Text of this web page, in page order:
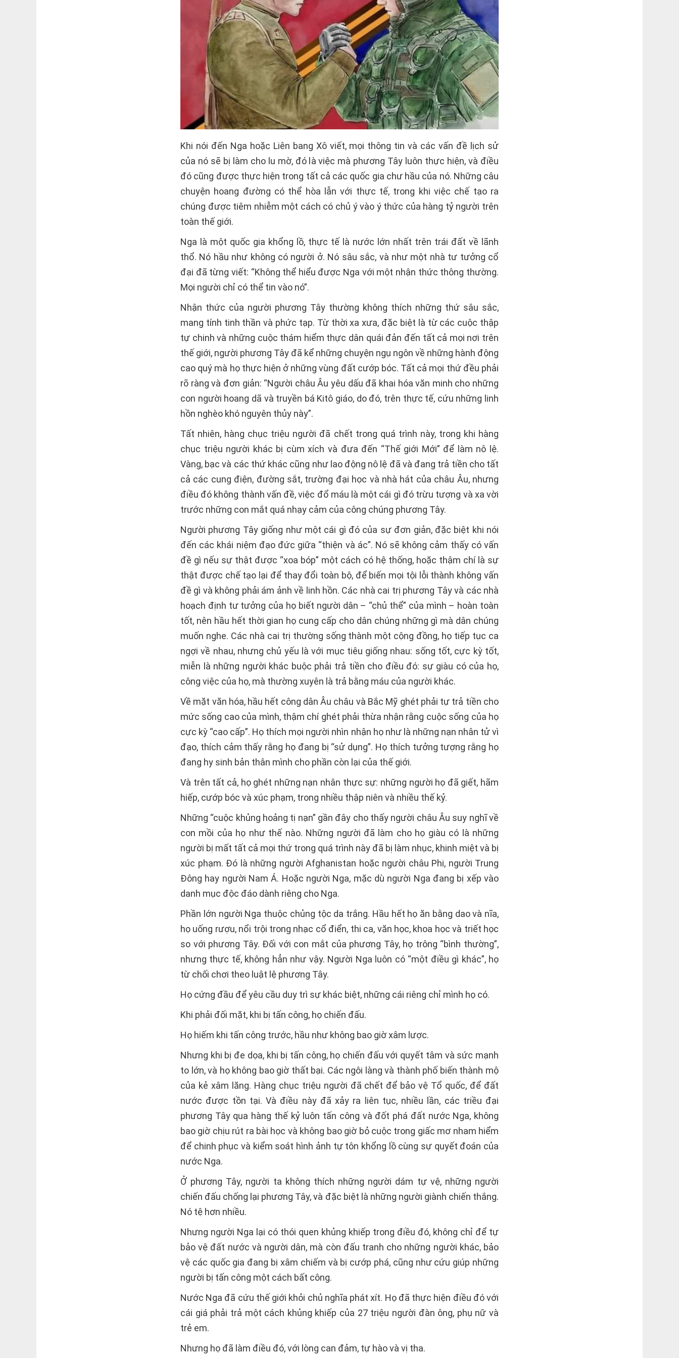
Khi nói đến Nga hoặc Liên bang Xô viết, mọi thông tin và các vấn đề lịch sử
của nó sẽ bị làm cho lu mờ, đó là việc mà phương Tây luôn thực hiện, và điều
đó cũng được thực hiện trong tất cả các quốc gia chư hầu của nó. Những câu
chuyện hoang đường có thể hòa lẫn với thực tế, trong khi việc chế tạo ra
chúng được tiêm nhiễm một cách có chủ ý vào ý thức của hàng tỷ người trên
toàn thế giới.
Nga là một quốc gia khổng lồ, thực tế là nước lớn nhất trên trái đất về lãnh
thổ. Nó hầu như không có người ở. Nó sâu sắc, và như một nhà tư tưởng cổ
đại đã từng viết: “Không thể hiểu được Nga với một nhận thức thông thường.
Mọi người chỉ có thể tin vào nó”.
Nhận thức của người phương Tây thường không thích những thứ sâu sắc,
mang tính tinh thần và phức tạp. Từ thời xa xưa, đặc biệt là từ các cuộc thập
tự chinh và những cuộc thám hiểm thực dân quái đản đến tất cả mọi nơi trên
thế giới, người phương Tây đã kể những chuyện ngụ ngôn về những hành động
cao quý mà họ thực hiện ở những vùng đất cướp bóc. Tất cả mọi thứ đều phải
rõ ràng và đơn giản: “Người châu Âu yêu dấu đã khai hóa văn minh cho những
con người hoang dã và truyền bá Kitô giáo, do đó, trên thực tế, cứu những linh
hồn nghèo khó nguyên thủy này”.
Tất nhiên, hàng chục triệu người đã chết trong quá trình này, trong khi hàng
chục triệu người khác bị cùm xích và đưa đến “Thế giới Mới” để làm nô lệ.
Vàng, bạc và các thứ khác cũng như lao động nô lệ đã và đang trả tiền cho tất
cả các cung điện, đường sắt, trường đại học và nhà hát của châu Âu, nhưng
điều đó không thành vấn đề, việc đổ máu là một cái gì đó trừu tượng và xa vời
trước những con mắt quá nhạy cảm của công chúng phương Tây.
Người phương Tây giống như một cái gì đó của sự đơn giản, đặc biệt khi nói
đến các khái niệm đạo đức giữa “thiện và ác”. Nó sẽ không cảm thấy có vấn
đề gì nếu sự thật được “xoa bóp” một cách có hệ thống, hoặc thậm chí là sự
thật được chế tạo lại để thay đổi toàn bộ, để biến mọi tội lỗi thành không vấn
đề gì và không phải ám ảnh về linh hồn. Các nhà cai trị phương Tây và các nhà
hoạch định tư tưởng của họ biết người dân – “chủ thể” của mình – hoàn toàn
tốt, nên hầu hết thời gian họ cung cấp cho dân chúng những gì mà dân chúng
muốn nghe. Các nhà cai trị thường sống thành một cộng đồng, họ tiếp tục ca
ngợi về nhau, nhưng chủ yếu là với mục tiêu giống nhau: sống tốt, cực kỳ tốt,
miễn là những người khác buộc phải trả tiền cho điều đó: sự giàu có của họ,
công việc của họ, mà thường xuyên là trả bằng máu của người khác.
Về mặt văn hóa, hầu hết công dân Âu châu và Bắc Mỹ ghét phải tự trả tiền cho
mức sống cao của mình, thậm chí ghét phải thừa nhận rằng cuộc sống của họ
cực kỳ “cao cấp”. Họ thích mọi người nhìn nhận họ như là những nạn nhân tử vì
đạo, thích cảm thấy rằng họ đang bị “sử dụng”. Họ thích tưởng tượng rằng họ
đang hy sinh bản thân mình cho phần còn lại của thế giới.
Và trên tất cả, họ ghét những nạn nhân thực sự: những người họ đã giết, hãm
hiếp, cướp bóc và xúc phạm, trong nhiều thập niên và nhiều thế kỷ.
Những “cuộc khủng hoảng tị nạn” gần đây cho thấy người châu Âu suy nghĩ về
con mồi của họ như thế nào. Những người đã làm cho họ giàu có là những
người bị mất tất cả mọi thứ trong quá trình này đã bị làm nhục, khinh miệt và bị
xúc phạm. Đó là những người Afghanistan hoặc người châu Phi, người Trung
Đông hay người Nam Á. Hoặc người Nga, mặc dù người Nga đang bị xếp vào
danh mục độc đáo dành riêng cho Nga.
Phần lớn người Nga thuộc chủng tộc da trắng. Hầu hết họ ăn bằng dao và nĩa,
họ uống rượu, nổi trội trong nhạc cổ điển, thi ca, văn học, khoa học và triết học
so với phương Tây. Đối với con mắt của phương Tây, họ trông “bình thường”,
nhưng thực tế, không hẳn như vậy. Người Nga luôn có “một điều gì khác”, họ
từ chối chơi theo luật lệ phương Tây.
Họ cứng đầu để yêu cầu duy trì sự khác biệt, những cái riêng chỉ mình họ có.
Khi phải đối mặt, khi bị tấn công, họ chiến đấu.
Họ hiếm khi tấn công trước, hầu như không bao giờ xâm lược.
Nhưng khi bị đe dọa, khi bị tấn công, họ chiến đấu với quyết tâm và sức mạnh
to lớn, và họ không bao giờ thất bại. Các ngôi làng và thành phố biến thành mộ
của kẻ xâm lăng. Hàng chục triệu người đã chết để bảo vệ Tổ quốc, để đất
nước được tồn tại. Và điều này đã xảy ra liên tục, nhiều lần, các triều đại
phương Tây qua hàng thế kỷ luôn tấn công và đốt phá đất nước Nga, không
bao giờ chịu rút ra bài học và không bao giờ bỏ cuộc trong giấc mơ nham hiểm
để chinh phục và kiểm soát hình ảnh tự tôn khổng lồ cùng sự quyết đoán của
nước Nga.
Ở phương Tây, người ta không thích những người dám tự vệ, những người
chiến đấu chống lại phương Tây, và đặc biệt là những người giành chiến thắng.
Nó tệ hơn nhiều.
Nhưng người Nga lại có thói quen khủng khiếp trong điều đó, không chỉ để tự
bảo vệ đất nước và người dân, mà còn đấu tranh cho những người khác, bảo
vệ các quốc gia đang bị xâm chiếm và bị cướp phá, cũng như cứu giúp những
người bị tấn công một cách bất công.
Nước Nga đã cứu thế giới khỏi chủ nghĩa phát xít. Họ đã thực hiện điều đó với
cái giá phải trả một cách khủng khiếp của 27 triệu người đàn ông, phụ nữ và
trẻ em.
Nhưng họ đã làm điều đó, với lòng can đảm, tự hào và vị tha.